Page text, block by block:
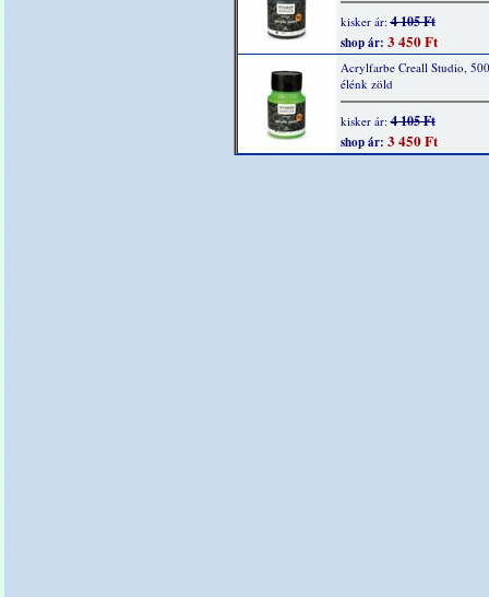
kisker ár:4 105 Ft
shop ár: 3 450 Ft
Acrylfarbe Creall Studio,
élénk zöld
kisker ár:4 105 Ft
shop ár: 3 450 Ft